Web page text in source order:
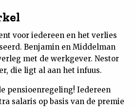
voor iedereen en het verlies
Benjamin en Middelman
met de werkgever. Nestor
die ligt al aan het infuus.
pensioenregeling! Iedereen
salaris op basis van de premie